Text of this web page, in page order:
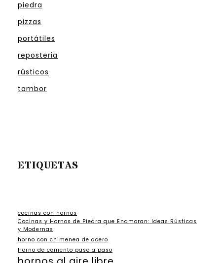
piedra
pizzas
portátiles
reposteria
rústicos
tambor
ETIQUETAS
cocinas con hornos
Cocinas y Hornos de Piedra que Enamoran: Ideas Rústicas
y Modernas
horno con chimenea de acero
Horno de cemento paso a paso